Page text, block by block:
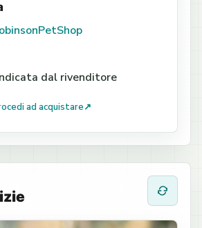
dal rivenditore
ad acquistare↗